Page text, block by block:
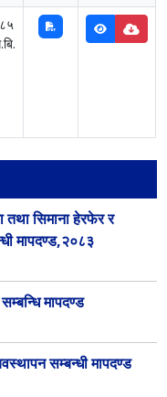
तथा सिमाना हेरफेर र
मापदण्ड,२०८३
मापदण्ड
सम्बन्धी मापदण्ड